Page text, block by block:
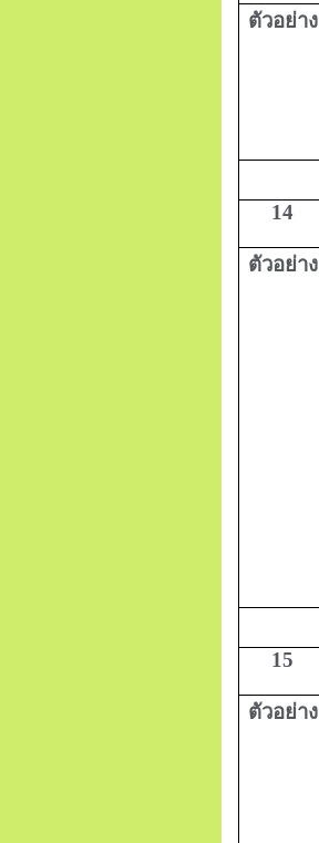
ตัวอย่าง
14
ตัวอย่าง
15
ตัวอย่าง